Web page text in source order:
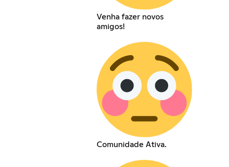
Venha fazer novos
amigos!
Comunidade Ativa.